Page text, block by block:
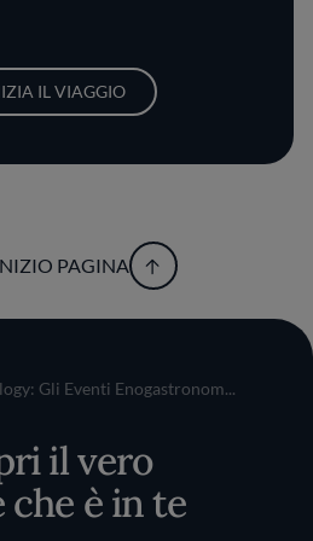
IL VIAGGIO
PAGINA
Gli Eventi Enogastronom...
il vero
che è in te